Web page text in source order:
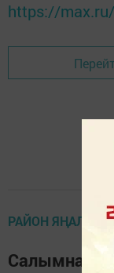
https://
РАЙОН